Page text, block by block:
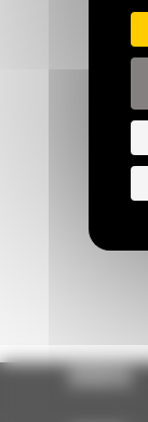
OFERTA